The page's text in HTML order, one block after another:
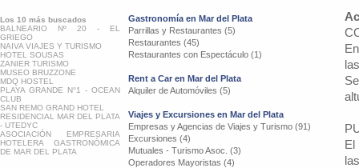
Los 10 más buscados
BALNEARIO Nº 20 - EL
GRIEGO
NAIVA VIAJES Y TURISMO
HOTEL SOUSAS
ZANIER TURISMO
MUSEO BRUZZONE
MDQ HOSTEL
PLAYA GRANDE N°1 - OCEAN
CLUB
SAN REMO GRAND HOTEL
RESIDENCIAL MAR DEL PLATA
- UTEDYC
ASOCIACIÓN EMPRESARIA
HOTELERA GASTRONÓMICA
DE MAR DEL PLATA
Gastronomía en Mar del Plata
Parrillas y Restaurantes (5)
Restaurantes (45)
Restaurantes con Espectáculo (1)
Rent a Car en Mar del Plata
Alquiler de Automóviles (5)
Viajes y Excursiones en Mar del Plata
Empresas y Agencias de Viajes y Turismo (91)
Excursiones (4)
Mutuales - Turismo Asoc. (3)
Operadores Mayoristas (4)
El